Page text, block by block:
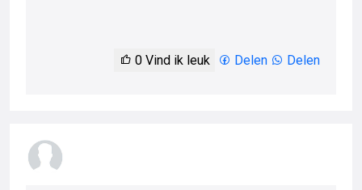
0 Vind ik leuk Delen Delen